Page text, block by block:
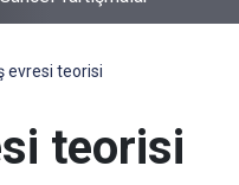
evresi teorisi
teorisi